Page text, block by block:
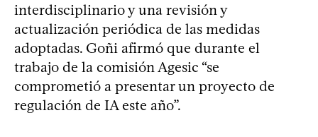
interdisciplinario y una revisión y
actualización periódica de las medidas
adoptadas. Goñi afirmó que durante el
trabajo de la comisión Agesic “se
comprometió a presentar un proyecto de
regulación de IA este año”.